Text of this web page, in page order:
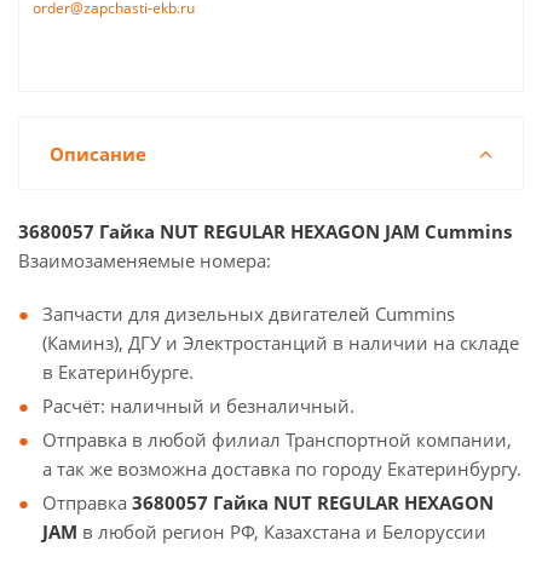
order@zapchasti-ekb.ru
Описание
3680057 Гайка NUT REGULAR HEXAGON JAM Cummins
Взаимозаменяемые номера:
Запчасти для дизельных двигателей Cummins
(Каминз), ДГУ и Электростанций в наличии на складе
в Екатеринбурге.
Расчёт: наличный и безналичный.
Отправка в любой филиал Транспортной компании,
а так же возможна доставка по городу Екатеринбургу.
Отправка 3680057 Гайка NUT REGULAR HEXAGON
JAM в любой регион РФ, Казахстана и Белоруссии